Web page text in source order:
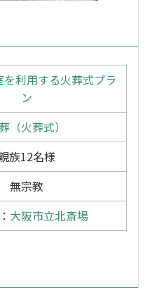
利用する火葬式プラ
ン
（火葬式）
族12名様
無宗教
大阪市立北斎場